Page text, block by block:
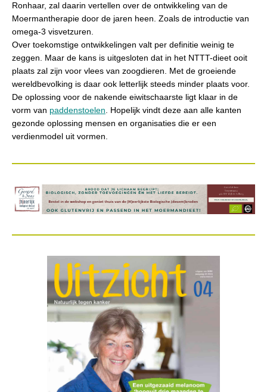
Ronhaar, zal daarin vertellen over de ontwikkeling van de
Moermantherapie door de jaren heen. Zoals de introductie van
omega-3 visvetzuren.
Over toekomstige ontwikkelingen valt per definitie weinig te
zeggen. Maar de kans is uitgesloten dat in het NTTT-dieet ooit
plaats zal zijn voor vlees van zoogdieren. Met de groeiende
wereldbevolking is daar ook letterlijk steeds minder plaats voor.
De oplossing voor de nakende eiwitschaarste ligt klaar in de
vorm van paddenstoelen . Hopelijk vindt deze aan alle kanten
gezonde oplossing mensen en organisaties die er een
verdienmodel uit vormen.